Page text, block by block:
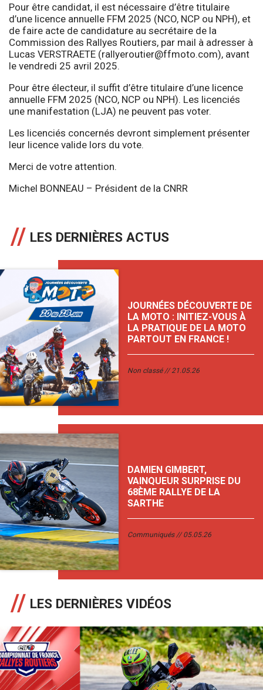
Pour être candidat, il est nécessaire d’être titulaire
d’une licence annuelle FFM 2025 (NCO, NCP ou NPH), et
de faire acte de candidature au secrétaire de la
Commission des Rallyes Routiers, par mail à adresser à
Lucas VERSTRAETE (rallyeroutier@ffmoto.com), avant
le vendredi 25 avril 2025.
Pour être électeur, il suffit d’être titulaire d’une licence
annuelle FFM 2025 (NCO, NCP ou NPH). Les licenciés
une manifestation (LJA) ne peuvent pas voter.
Les licenciés concernés devront simplement présenter
leur licence valide lors du vote.
Merci de votre attention.
Michel BONNEAU – Président de la CNRR
LES DERNIÈRES ACTUS
JOURNÉES DÉCOUVERTE DE
LA MOTO : INITIEZ-VOUS À
LA PRATIQUE DE LA MOTO
PARTOUT EN FRANCE !
Non classé 21.05.26
DAMIEN GIMBERT,
VAINQUEUR SURPRISE DU
68ÈME RALLYE DE LA
SARTHE
Communiqués 05.05.26
LES DERNIÈRES VIDÉOS